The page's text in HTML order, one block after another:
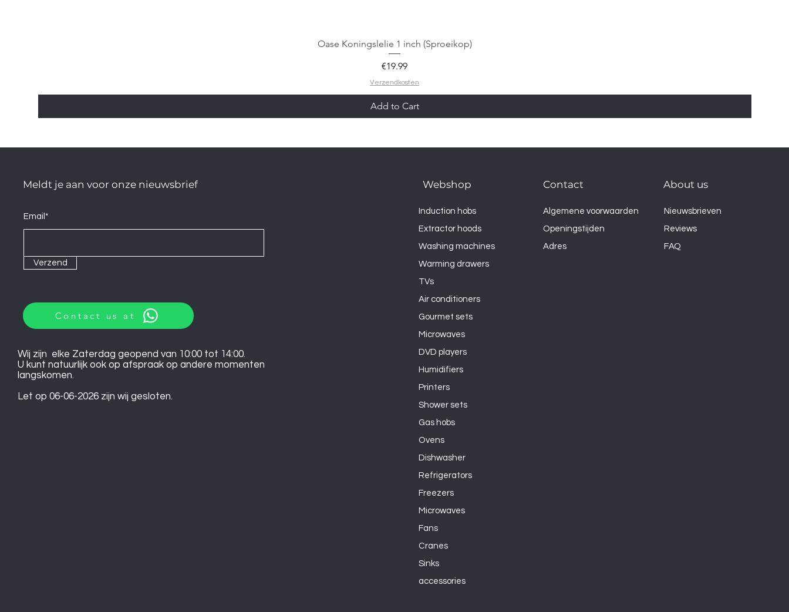
Oase Koningslelie 1 inch (Sproeikop)
Price
€19.99
Verzendkosten
Add to Cart
Meldt je aan voor onze nieuwsbrief
Email*
Verzend
Contact us at
Wij zijn elke Zaterdag geopend van 10:00 tot 14:00.
U kunt natuurlijk ook op afspraak op andere momenten
langskomen.
Let op 06-06-2026 zijn wij gesloten.
Webshop
Induction hobs
Extractor hoods
Washing machines
Warming drawers
TVs
Air conditioners
Gourmet sets
Microwaves
DVD players
Humidifiers
Printers
Shower sets
Gas hobs
Ovens
Dishwasher
Refrigerators
Freezers
Microwaves
Fans
Cranes
Sinks
accessories
About us
Nieuwsbrieven
Reviews
FAQ
Contact
Algemene voorwaarden
Openingstijden
Adres